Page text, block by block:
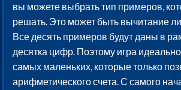
вы можете выбрать тип примеров,
решать. Это может быть вычитание
Все десять примеров будут даны в
десятка цифр. Поэтому игра
самых маленьких, которые только
арифметического счета. С самого